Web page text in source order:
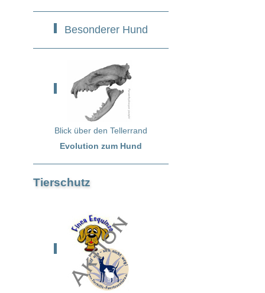
Besonderer Hund
Blick über den Tellerrand
Evolution zum Hund
Tierschutz